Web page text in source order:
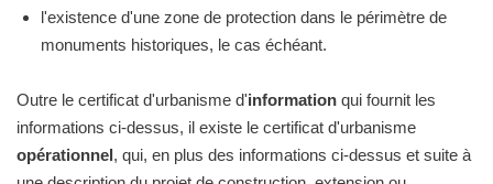
l'existence d'une zone de protection dans le périmètre de
monuments historiques, le cas échéant.
Outre le certificat d'urbanisme d'information qui fournit les
informations ci-dessus, il existe le certificat d'urbanisme
opérationnel, qui, en plus des informations ci-dessus et suite à